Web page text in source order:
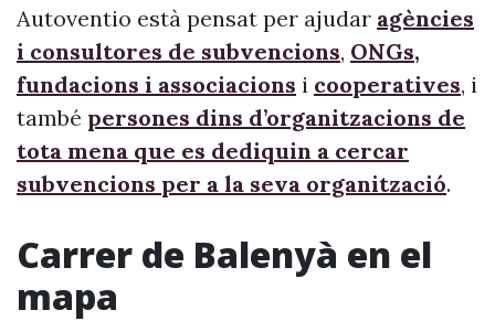
Autoventio està pensat per ajudar agències
i consultores de subvencions, ONGs,
fundacions i associacions i cooperatives, i
també persones dins d’organitzacions de
tota mena que es dediquin a cercar
subvencions per a la seva organització.
Carrer de Balenyà en el
mapa